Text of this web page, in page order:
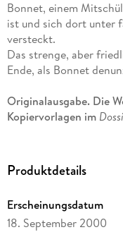
Bonnet, einem
ist und sich dort unter
versteckt.
Das strenge, aber
Ende, als Bonnet
Originalausgabe. Die
Kopiervorlagen im
Produktdetails
Erscheinungsdatum
18. September 2000